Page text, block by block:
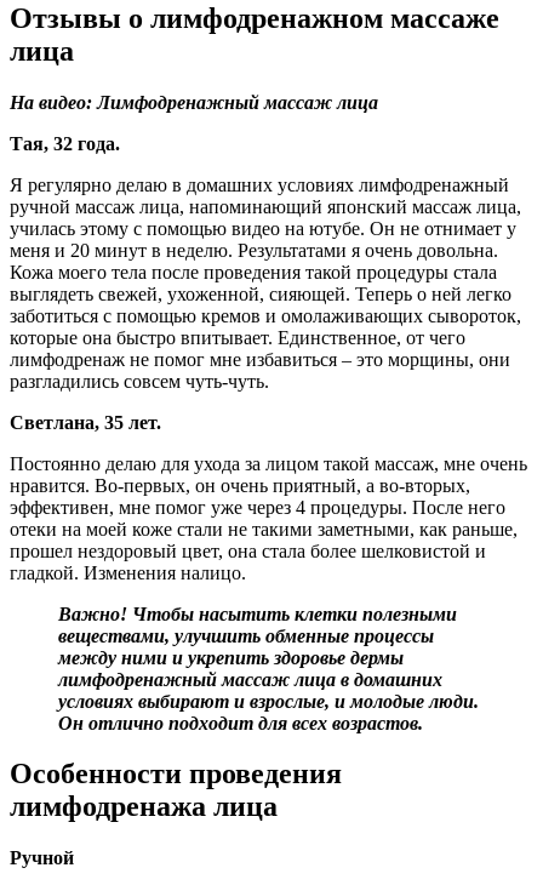
Отзывы о лимфодренажном массаже
лица
На видео: Лимфодренажный массаж лица
Тая, 32 года.
Я регулярно делаю в домашних условиях лимфодренажный
ручной массаж лица, напоминающий японский массаж лица,
училась этому с помощью видео на ютубе. Он не отнимает у
меня и 20 минут в неделю. Результатами я очень довольна.
Кожа моего тела после проведения такой процедуры стала
выглядеть свежей, ухоженной, сияющей. Теперь о ней легко
заботиться с помощью кремов и омолаживающих сывороток,
которые она быстро впитывает. Единственное, от чего
лимфодренаж не помог мне избавиться – это морщины, они
разгладились совсем чуть-чуть.
Светлана, 35 лет.
Постоянно делаю для ухода за лицом такой массаж, мне очень
нравится. Во-первых, он очень приятный, а во-вторых,
эффективен, мне помог уже через 4 процедуры. После него
отеки на моей коже стали не такими заметными, как раньше,
прошел нездоровый цвет, она стала более шелковистой и
гладкой. Изменения налицо.
Важно! Чтобы насытить клетки полезными
веществами, улучшить обменные процессы
между ними и укрепить здоровье дермы
лимфодренажный массаж лица в домашних
условиях выбирают и взрослые, и молодые люди.
Он отлично подходит для всех возрастов.
Особенности проведения
лимфодренажа лица
Ручной